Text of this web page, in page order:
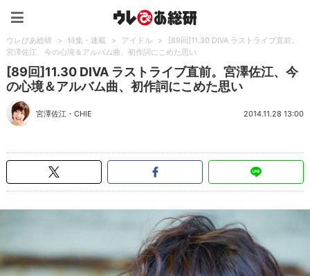
ウレぴあ総研 > 特集・連載 > アイドル >
[89回]11.30 DIVA ラストライブ直前。
宮澤佐江、今の心境＆アルバム曲、初作詞にこめた思い
[89回]11.30 DIVA ラストライブ直前。宮澤佐江、今
の心境＆アルバム曲、初作詞にこめた思い
宮澤佐江 ・CHIE 2014.11.28 13:00